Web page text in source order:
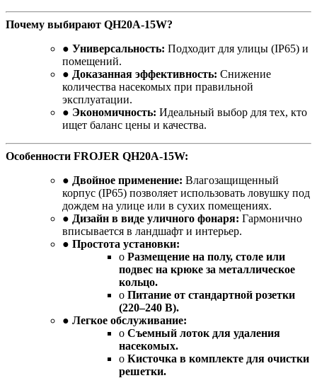
Почему выбирают QH20A-15W?
● Универсальность: Подходит для улицы (IP65) и
помещений.
● Доказанная эффективность: Снижение
количества насекомых при правильной
эксплуатации.
● Экономичность: Идеальный выбор для тех, кто
ищет баланс цены и качества.
Особенности FROJER QH20A-15W:
● Двойное применение: Влагозащищенный
корпус (IP65) позволяет использовать ловушку под
дождем на улице или в сухих помещениях.
● Дизайн в виде уличного фонаря: Гармонично
вписывается в ландшафт и интерьер.
● Простота установки:
o Размещение на полу, столе или
подвес на крюке за металлическое
кольцо.
o Питание от стандартной розетки
(220–240 В).
● Легкое обслуживание:
o Съемный лоток для удаления
насекомых.
o Кисточка в комплекте для очистки
решетки.